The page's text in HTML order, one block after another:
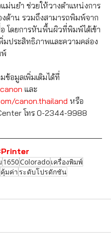
ม่นยำ ช่วยให้วางตำแหน่งการ
ด้าน รวมถึงสามารถพิมพ์จาก
โดยการหันพื้นผิวที่พิมพ์ได้เข้า
มประสิทธิภาพและความคล่อง
ข้อมูลเพิ่มเติมได้ที่
และ
canon.thailand หรือ
โทร 0-2344-9988
1650Coloradoเครื่องพิมพ์
คุ้มค่า ระดับโปรดักชัน